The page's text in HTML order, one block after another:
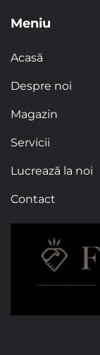
Meniu
Acasă
Despre noi
Magazin
Servicii
Lucrează la noi
Contact